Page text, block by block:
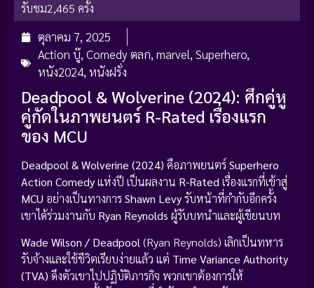
รับชม2,465 ครั้ง
ตุลาคม 7, 2025
Action บู๊, Comedy ตลก, marvel, Superhero,
หนัง2024, หนังฝรั่ง
Deadpool & Wolverine (2024): ศึกคู่หู
คู่กัดในภาพยนตร์ R-Rated เรื่องแรก
ของ MCU
Deadpool & Wolverine (2024) คือภาพยนตร์Superhero
Action Comedyแห่งปี เป็นผลงาน R-Rated เรื่องแรกที่เข้าสู่
MCU อย่างเป็นทางการShawn Levyรับหน้าที่กำกับอีกครั้ง
เขาได้ร่วมงานกับ Ryan Reynolds ผู้รับบทนำและผู้เขียนบท
Wade Wilson / Deadpool(Ryan Reynolds) เลิกเป็นทหาร
รับจ้างและใช้ชีวิตเรียบง่ายแล้ว แต่ Time Variance Authority
(TVA) ดึงตัวเขาไปปฏิบัติภารกิจ พวกเขาต้องการให้